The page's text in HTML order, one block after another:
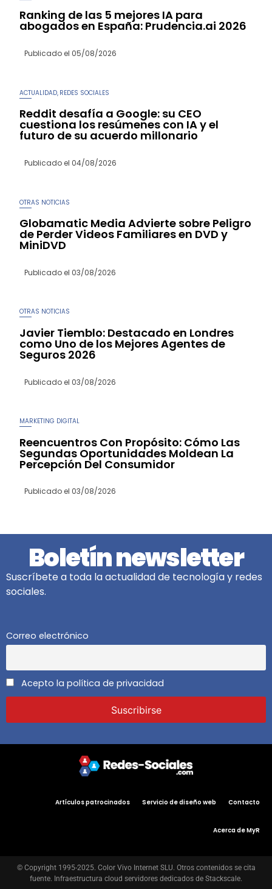
Ranking de las 5 mejores IA para
abogados en España: Prudencia.ai 2026
Publicado el 05/08/2026
ACTUALIDAD REDES SOCIALES
Reddit desafía a Google: su CEO
cuestiona los resúmenes con IA y el
futuro de su acuerdo millonario
Publicado el 04/08/2026
OTRAS NOTICIAS
Globamatic Media Advierte sobre Peligro
de Perder Videos Familiares en DVD y
MiniDVD
Publicado el 03/08/2026
OTRAS NOTICIAS
Javier Tiemblo: Destacado en Londres
como Uno de los Mejores Agentes de
Seguros 2026
Publicado el 03/08/2026
MARKETING DIGITAL
Reencuentros Con Propósito: Cómo Las
Segundas Oportunidades Moldean La
Percepción Del Consumidor
Publicado el 03/08/2026
Boletín newsletter
Suscríbete a toda la actualidad de tecnología y redes
sociales.
Correo electrónico
Acepto la política de privacidad
Artículos patrocinados Servicio de diseño web Contacto
Acerca de MyR
© Copyright 1995-2025. Color Vivo Internet SLU. Otros contenidos se cita
fuente. Infraestructura cloud servidores dedicados de Stackscale.